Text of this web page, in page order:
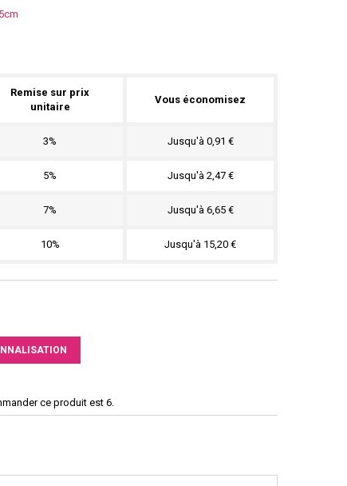
Remise sur prix
unitaire
Vous économisez
3% Jusqu'à 0,91 €
5% Jusqu'à 2,47 €
7% Jusqu'à 6,65 €
10% Jusqu'à 15,20 €
ce produit est 6.